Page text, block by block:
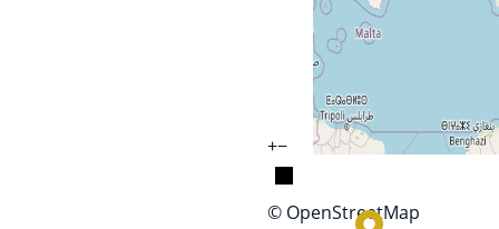
+−
© OpenStreetMap